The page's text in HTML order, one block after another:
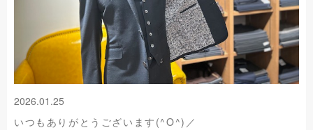
2026.01.25
いつもありがとうございます(^O^)／